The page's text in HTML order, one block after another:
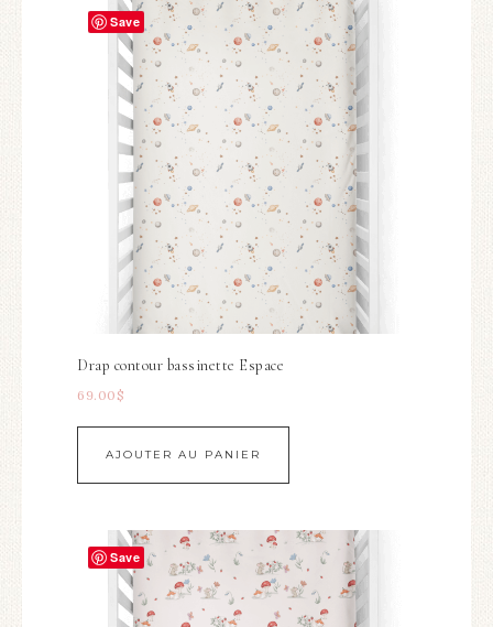
Save
Drap contour bassinette Espace
69.00 $
AJOUTER AU PANIER
Save